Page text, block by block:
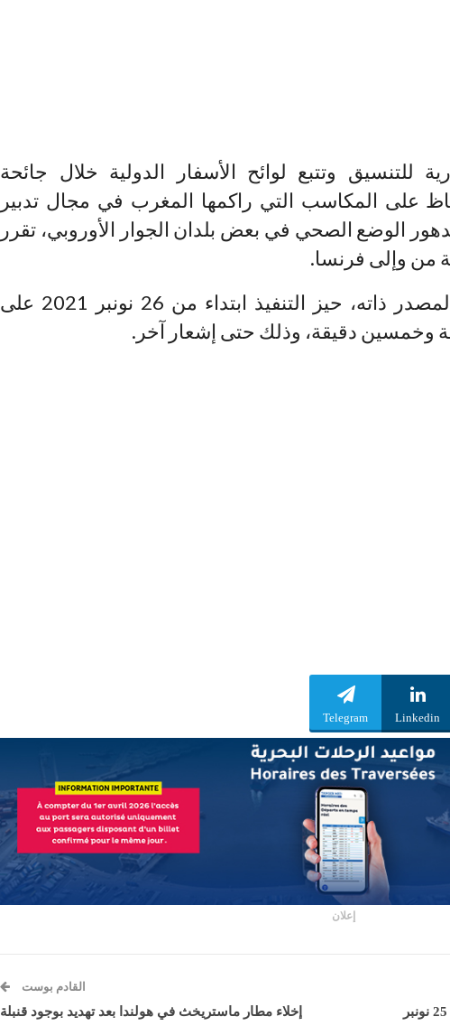
للتنسيق وتتبع لوائح الأسفار الدولية خلال جائحة
الحفاظ على المكاسب التي راكمها المغرب في مجال تدبير
، ومواجهة تدهور الوضع الصحي في بعض بلدان الجوار الأوروبي، تقرر
من وإلى فرنسا.
وسيدخل هذا القرار، يضيف المصدر ذاته، حيز التنفيذ ابتداء من 26 نونبر 2021 على
وخمسين دقيقة، وذلك حتى إشعار آخر.
Linkedin
Telegram
إعلان
القادم بوست
إخلاء مطار ماستريخث في هولندا بعد تهديد بوجود قنبلة